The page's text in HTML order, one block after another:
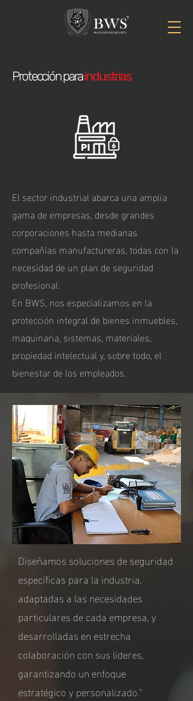
Protección paraindustrias
El sector industrial abarca una amplia
gama de empresas, desde grandes
corporaciones hasta medianas
compañías manufactureras, todas con la
necesidad de un plan de seguridad
profesional.
En BWS, nos especializamos en la
protección integral de bienes inmuebles,
maquinaria, sistemas, materiales,
propiedad intelectual y, sobre todo, el
bienestar de los empleados.
Diseñamos soluciones de seguridad
específicas para la industria,
adaptadas a las necesidades
particulares de cada empresa, y
desarrolladas en estrecha
colaboración con sus líderes,
garantizando un enfoque
estratégico y personalizado."